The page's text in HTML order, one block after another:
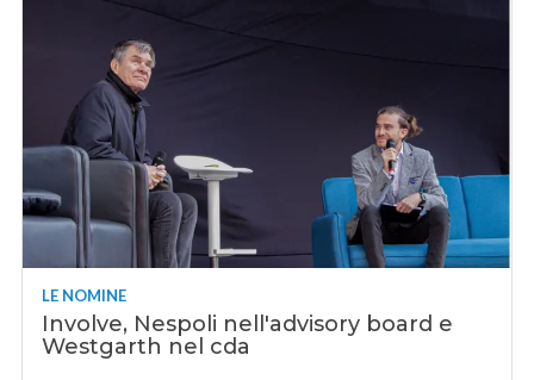
LE NOMINE
Involve, Nespoli nell'advisory board e
Westgarth nel cda